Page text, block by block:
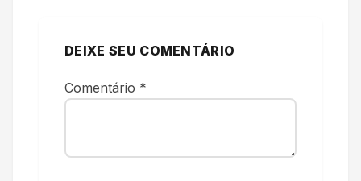
DEIXE SEU COMENTÁRIO
Comentário *